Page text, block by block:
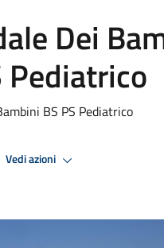
Dei
Pediatrico
BS PS Pediatrico
Vedi azioni